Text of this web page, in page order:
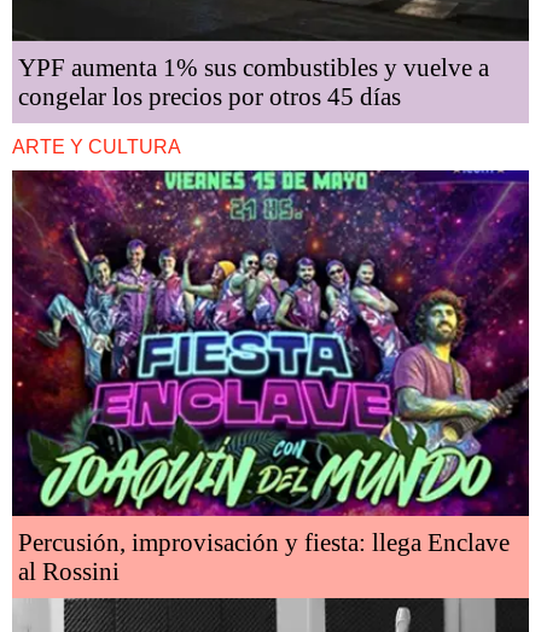
YPF aumenta 1% sus combustibles y vuelve a
congelar los precios por otros 45 días
ARTE Y CULTURA
Percusión, improvisación y fiesta: llega Enclave
al Rossini